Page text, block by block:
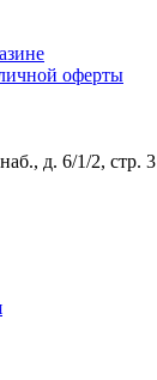
оферты
д. 6/1/2, стр. 3